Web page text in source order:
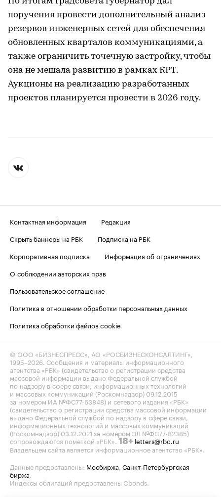
поручения провести дополнительный анализ
резервов инженерных сетей для обеспечения
обновленных кварталов коммуникациями, а
также ограничить точечную застройку, чтобы
она не мешала развитию в рамках КРТ.
Аукционы на реализацию разработанных
проектов планируется провести в 2026 году.
Контактная информация
Редакция
Скрыть баннеры на РБК
Подписка на РБК
Корпоративная подписка
Информация об ограничениях
О соблюдении авторских прав
Пользовательское соглашение
Политика в отношении обработки персональных данных
Политика обработки файлов cookie
© ООО «БИЗНЕСПРЕСС», АО «РОСБИЗНЕСКОНСАЛТИНГ»,
1995–2026 . Сообщения и материалы информационного
агентства «РБК» (свидетельство о регистрации средства
массовой информации выдано Федеральной службой
по надзору в сфере связи, информационных технологий
и массовых коммуникаций (Роскомнадзор) 09.12.2015
за номером ИА №ФС77-63848) и сетевого издания «РБК»
(свидетельство о регистрации средства массовой информации
выдано Федеральной службой по надзору в сфере связи,
информационных технологий и массовых коммуникаций
(Роскомнадзор) 03.12.2021 за номером ЭЛ №ФС77-82385)
сопровождаются пометкой «РБК». 18+ letters@rbc.ru
Владельцем сайта является информационное агентство «РБК».
Данные предоставлены: Мосбиржа Санкт-Петербургская
биржа
Индексы облигаций предоставлены Cbonds.